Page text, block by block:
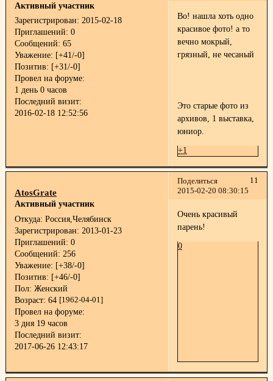
Активный участник
Зарегистрирован: 2015-02-18
Приглашений: 0
Сообщений: 65
Уважение: [+41/-0]
Позитив: [+31/-0]
Провел на форуме:
1 день 0 часов
Последний визит:
2016-02-18 12:52:56
Во! нашла хоть одно
красивое фото! а то
вечно мокрый,
грязный, не чесаный
Это старые фото из
архивов, 1 выставка,
юниор.
+1
Поделиться
11
2015-02-20 08:30:15
AtosGrate
Активный участник
Откуда: Россия,Челябинск
Зарегистрирован: 2013-01-23
Приглашений: 0
Сообщений: 256
Уважение: [+38/-0]
Позитив: [+46/-0]
Пол: Женский
Возраст: 64 [1962-04-01]
Провел на форуме:
3 дня 19 часов
Последний визит:
2017-06-26 12:43:17
Очень красивый
парень!
0